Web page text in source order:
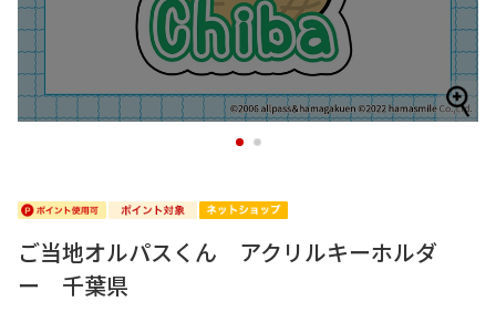
1 2
ご当地オルパスくん アクリルキーホルダ
ー 千葉県